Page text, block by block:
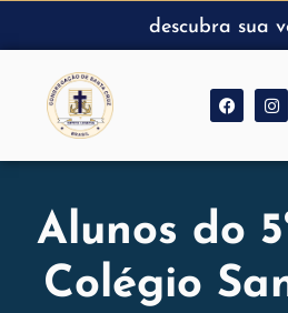
descubra sua
Alunos do
Colégio